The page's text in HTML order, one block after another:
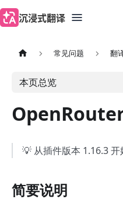
沉浸式翻译
常见问题 翻
本页总览
💡 从插件版本 1.16.3 开
简要说明